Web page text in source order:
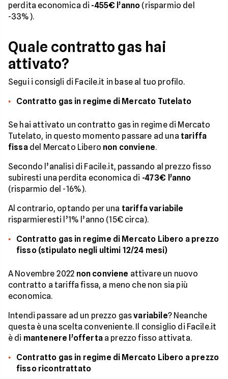
perdita economica di -455€ l’anno (risparmio del
-33%).
Quale contratto gas hai
attivato?
Segui i consigli di Facile.it in base al tuo profilo.
Contratto gas in regime di Mercato Tutelato
Se hai attivato un contratto gas in regime di Mercato
Tutelato, in questo momento passare ad una tariffa
fissadel Mercato Libero non conviene.
Secondo l’analisi di Facile.it, passando al prezzo fisso
subiresti una perdita economica di -473€ l’anno
(risparmio del -16%).
Al contrario, optando per una tariffa variabile
risparmieresti l’1% l’anno (15€ circa).
Contratto gas in regime di Mercato Libero a prezzo
fisso (stipulato negli ultimi 12/24 mesi)
A Novembre 2022 non conviene attivare un nuovo
contratto a tariffa fissa, a meno che non sia più
economica.
Intendi passare ad un prezzo gasvariabile? Neanche
questa è una scelta conveniente. Il consiglio di Facile.it
è di mantenere l’offertaa prezzo fisso attivata.
Contratto gas in regime di Mercato Libero a prezzo
fisso ricontrattato